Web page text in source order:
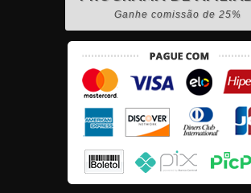
Ganhe comissão de 25%